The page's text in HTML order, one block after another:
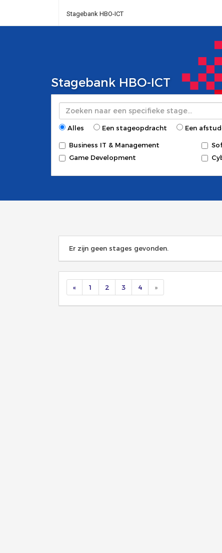
Stagebank HBO-ICT
Stagebank HBO-ICT
Zoeken
Alles Een stageopdracht Een
Business IT & Management
Game Development
Er zijn geen stages gevonden.
« 1 2 3 4 »